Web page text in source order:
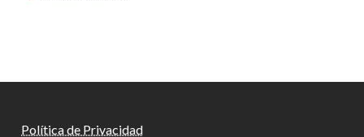
Política de Privacidad